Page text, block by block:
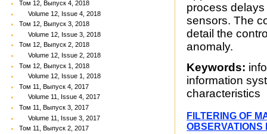
Том 12, Выпуск 4, 2018
Volume 12, Issue 4, 2018
Том 12, Выпуск 3, 2018
Volume 12, Issue 3, 2018
Том 12, Выпуск 2, 2018
Volume 12, Issue 2, 2018
Том 12, Выпуск 1, 2018
Volume 12, Issue 1, 2018
Том 11, Выпуск 4, 2017
Volume 11, Issue 4, 2017
Том 11, Выпуск 3, 2017
Volume 11, Issue 3, 2017
Том 11, Выпуск 2, 2017
process
sensors. The
detail the
anomaly.
Keywords:
information
characteristics
FILTERING OF
OBSERVATIONS